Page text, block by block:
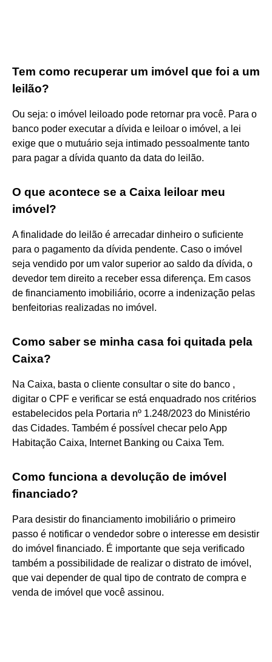
Tem como recuperar um imóvel que foi a um
leilão?
Ou seja: o imóvel leiloado pode retornar pra você. Para o
banco poder executar a dívida e leiloar o imóvel, a lei
exige que o mutuário seja intimado pessoalmente tanto
para pagar a dívida quanto da data do leilão.
O que acontece se a Caixa leiloar meu
imóvel?
A finalidade do leilão é arrecadar dinheiro o suficiente
para o pagamento da dívida pendente. Caso o imóvel
seja vendido por um valor superior ao saldo da dívida, o
devedor tem direito a receber essa diferença. Em casos
de financiamento imobiliário, ocorre a indenização pelas
benfeitorias realizadas no imóvel.
Como saber se minha casa foi quitada pela
Caixa?
Na Caixa, basta o cliente consultar o site do banco ,
digitar o CPF e verificar se está enquadrado nos critérios
estabelecidos pela Portaria nº 1.248/2023 do Ministério
das Cidades. Também é possível checar pelo App
Habitação Caixa, Internet Banking ou Caixa Tem.
Como funciona a devolução de imóvel
financiado?
Para desistir do financiamento imobiliário o primeiro
passo é notificar o vendedor sobre o interesse em desistir
do imóvel financiado. É importante que seja verificado
também a possibilidade de realizar o distrato de imóvel,
que vai depender de qual tipo de contrato de compra e
venda de imóvel que você assinou.